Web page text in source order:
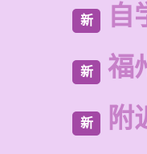
新 自
新 福
新 附